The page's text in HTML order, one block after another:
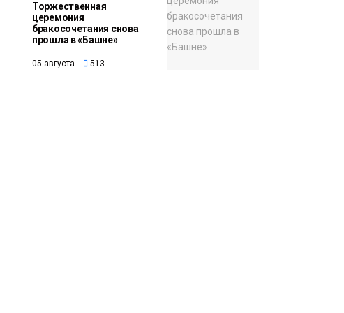
Торжественная
церемония
бракосочетания снова
прошла в «Башне»
05 августа 513